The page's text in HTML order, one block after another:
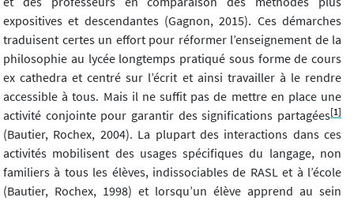
expositives et descendantes (Gagnon, 2015). Ces démarches
traduisent certes un effort pour réformer l’enseignement de la
philosophie au lycée longtemps pratiqué sous forme de cours
ex cathedra et centré sur l’écrit et ainsi travailler à le rendre
accessible à tous. Mais il ne suffit pas de mettre en place une
activité conjointe pour garantir des significations partagées[1]
(Bautier, Rochex, 2004). La plupart des interactions dans ces
activités mobilisent des usages spécifiques du langage, non
familiers à tous les élèves, indissociables de RASL et à l’école
(Bautier, Rochex, 1998) et lorsqu’un élève apprend au sein